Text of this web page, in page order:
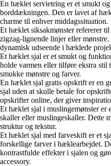
En hæklet servietring er et smukt
borddækningen. Den er lavet af
charme til enhver middagssituation.
Et hæklet siksakmønster refererer
zigzag-lignende linjer eller
dynamisk udseende i hæklede
Et hæklet sjal er et smukt og
holde varmen eller tilføre ekstra
smukke mønstre og farver.
En hæklet sjal gratis opskrift er en
sjal uden at skulle betale for
opskrifter online, der giver
Et hæklet sjal i muslingemønster er
skaller eller muslingeskaller. Dette
struktur og tekstur.
Et hæklet sjal med farveskift er et
forskellige farver i hæklearbejdet.
kontrastfulde effekter i sjalen og
accessory.